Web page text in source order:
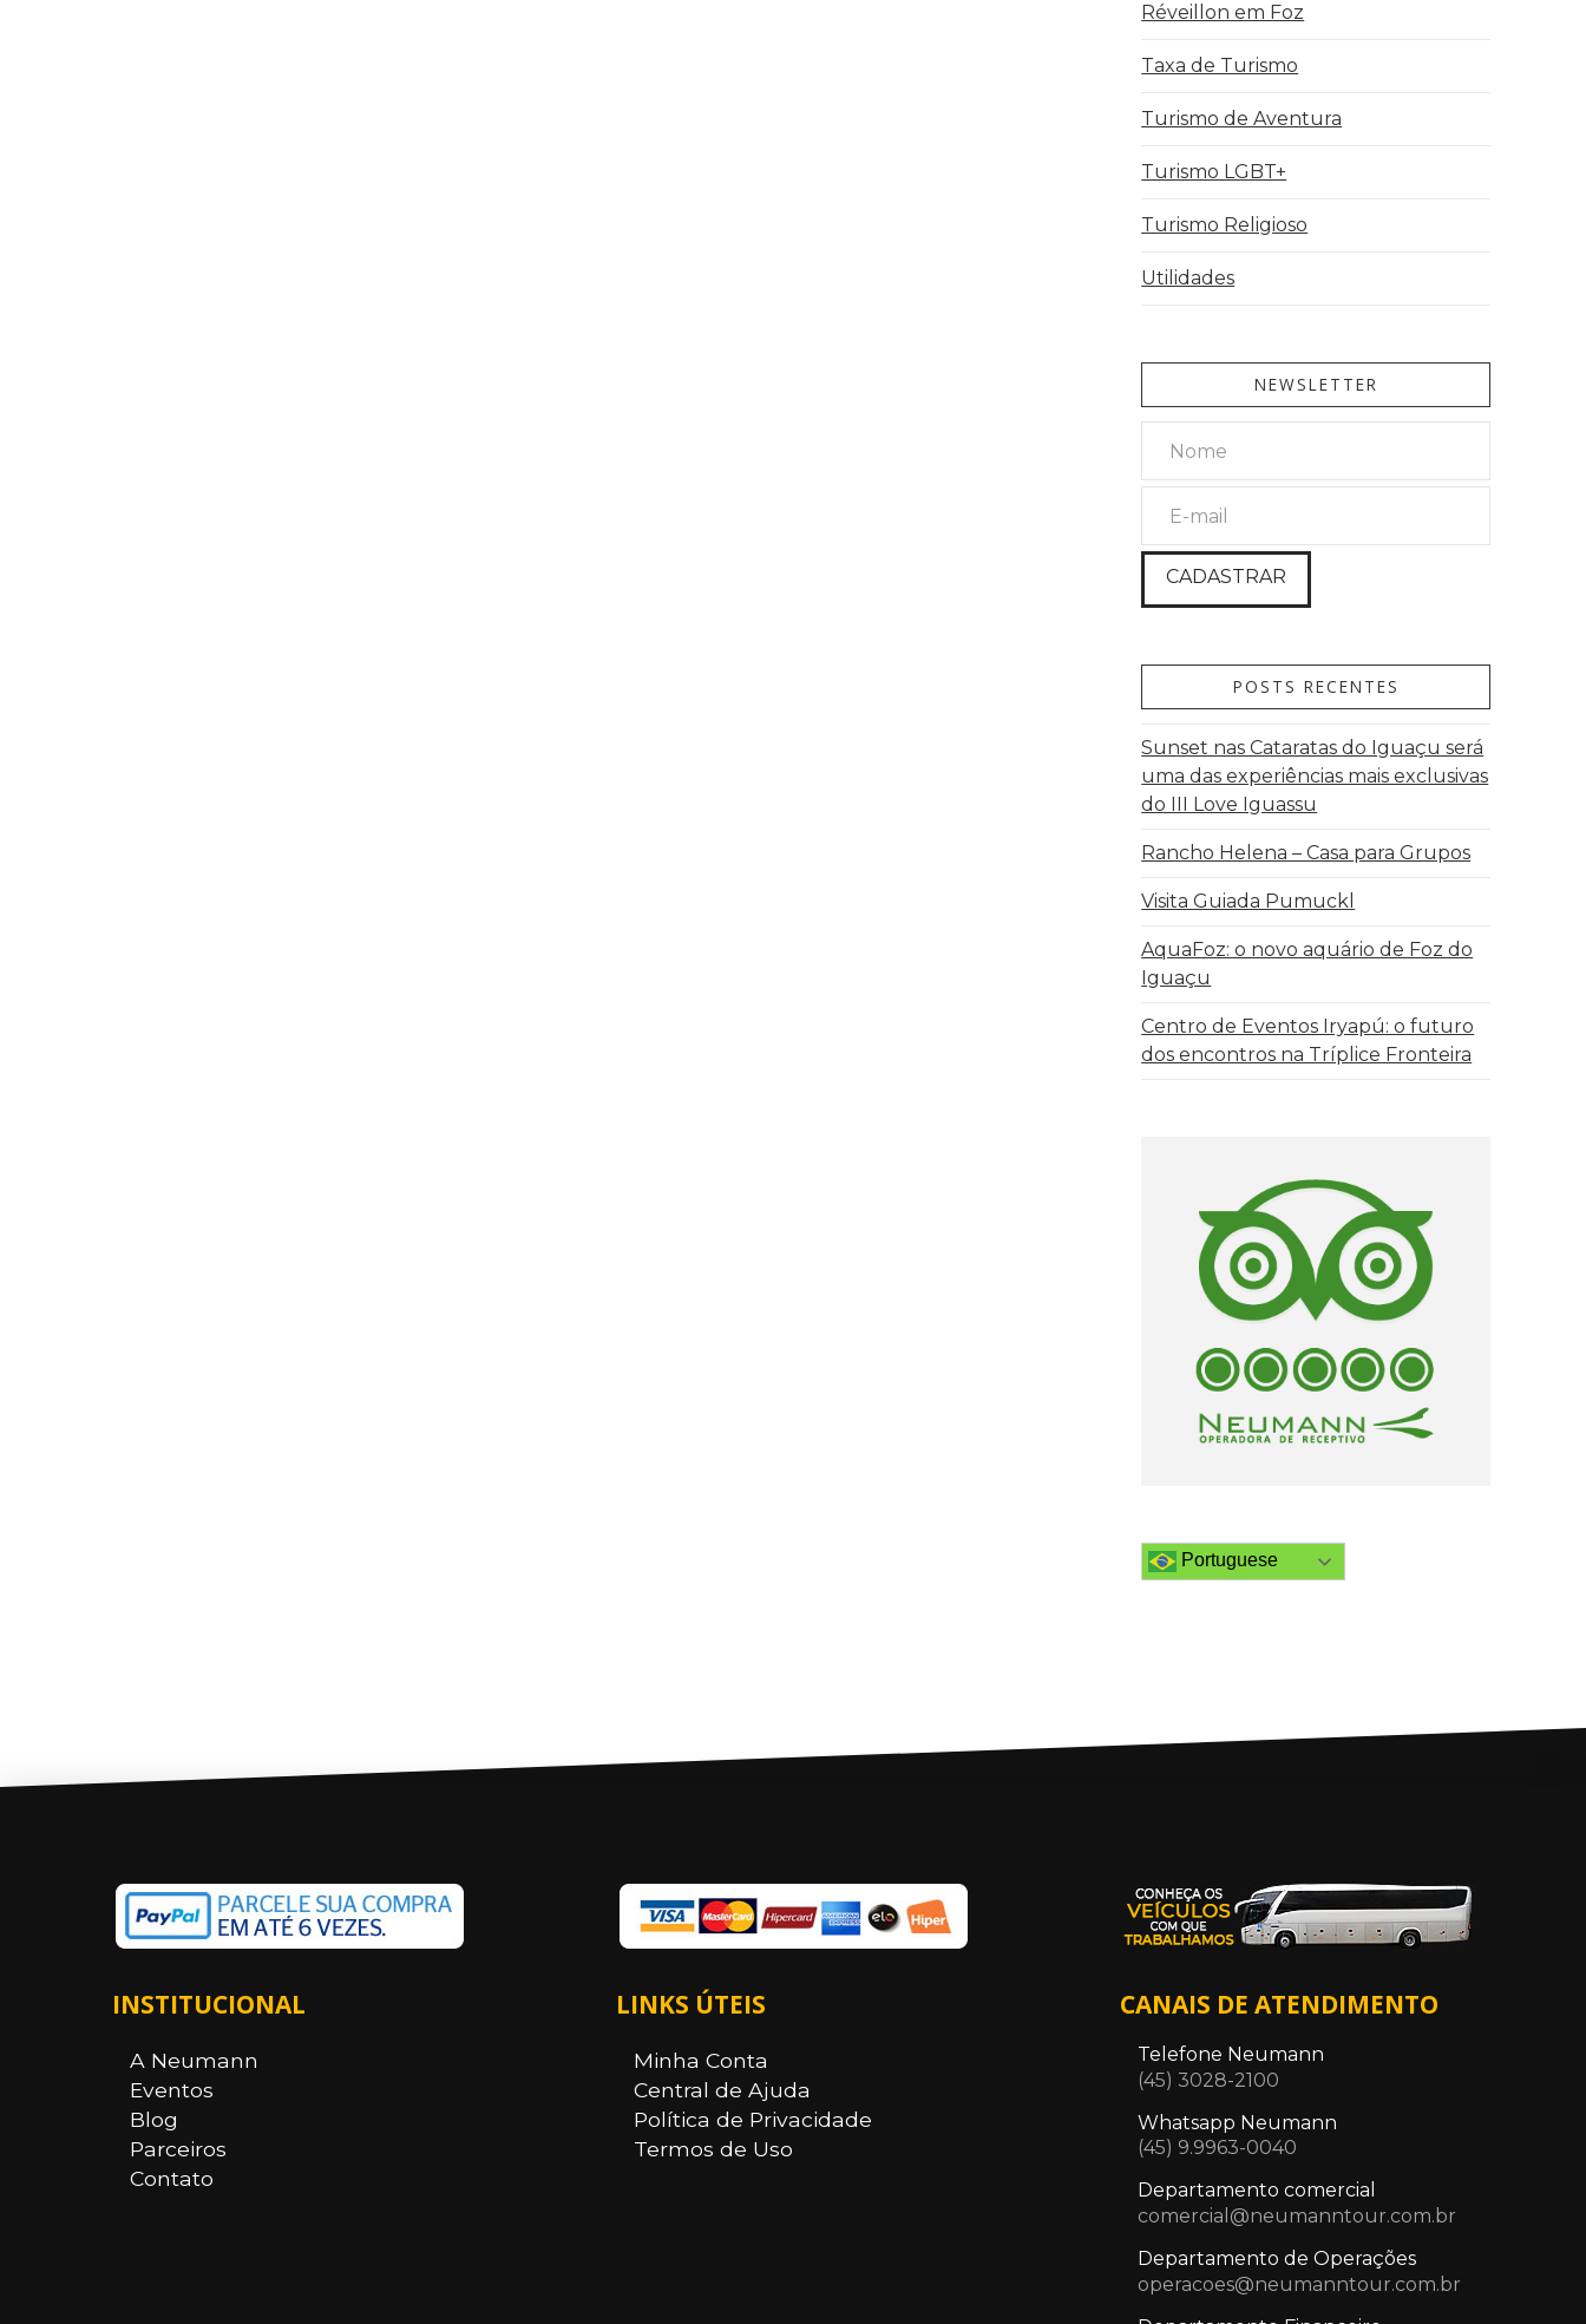
Réveillon em Foz
Taxa de Turismo
Turismo de Aventura
Turismo LGBT+
Turismo Religioso
Utilidades
NEWSLETTER
POSTS RECENTES
Sunset nas Cataratas do Iguaçu será
uma das experiências mais exclusivas
do III Love Iguassu
Rancho Helena – Casa para Grupos
Visita Guiada Pumuckl
AquaFoz: o novo aquário de Foz do
Iguaçu
Centro de Eventos Iryapú: o futuro
dos encontros na Tríplice Fronteira
Portuguese
INSTITUCIONAL
A Neumann
Eventos
Blog
Parceiros
Contato
LINKS ÚTEIS
Minha Conta
Central de Ajuda
Política de Privacidade
Termos de Uso
CANAIS DE ATENDIMENTO
Telefone Neumann
(45) 3028-2100
Whatsapp Neumann
(45) 9.9963-0040
Departamento comercial
comercial@neumanntour.com.br
Departamento de Operações
operacoes@neumanntour.com.br